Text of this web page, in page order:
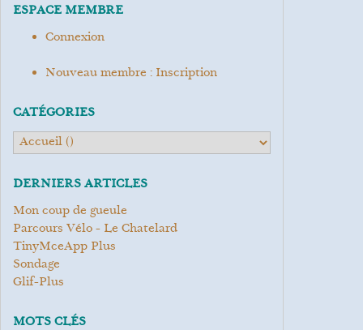
ESPACE MEMBRE
Connexion
Nouveau membre : Inscription
CATÉGORIES
DERNIERS ARTICLES
Mon coup de gueule
Parcours Vélo - Le Chatelard
TinyMceApp Plus
Sondage
Glif-Plus
MOTS CLÉS